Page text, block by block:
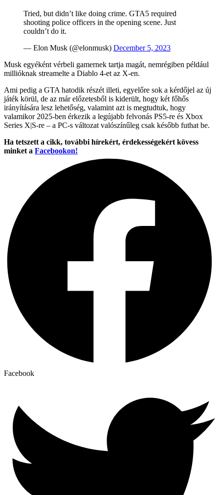
Tried, but didn’t like doing crime. GTA5 required
shooting police officers in the opening scene. Just
couldn’t do it.
— Elon Musk (@elonmusk) December 5, 2023
Musk egyéként vérbeli gamernek tartja magát, nemrégiben például
millióknak streamelte a Diablo 4-et az X-en.
Ami pedig a GTA hatodik részét illeti, egyelőre sok a kérdőjel az új
játék körül, de az már előzetesből is kiderült, hogy két főhős
irányítására lesz lehetőség, valamint azt is megtudtuk, hogy
valamikor 2025-ben érkezik a legújabb felvonás PS5-re és Xbox
Series X|S-re – a PC-s változat valószínűleg csak később futhat be.
Ha tetszett a cikk, további hírekért, érdekességekért kövess
minket a Facebookon!
Facebook